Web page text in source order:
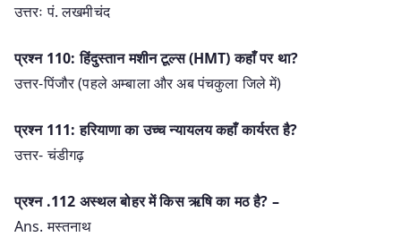
उत्तरः पं. लखमीचंद
प्रश्न 110: हिंदुस्तान मशीन टूल्स (HMT) कहाँ पर था?
उत्तर-पिंजौर (पहले अम्बाला और अब पंचकुला जिले में)
प्रश्न 111: हरियाणा का उच्च न्यायलय कहाँ कार्यरत है?
उत्तर- चंडीगढ़
प्रश्‍न .112 अस्थल बोहर में किस ऋषि का मठ है? –
Ans. मस्तनाथ